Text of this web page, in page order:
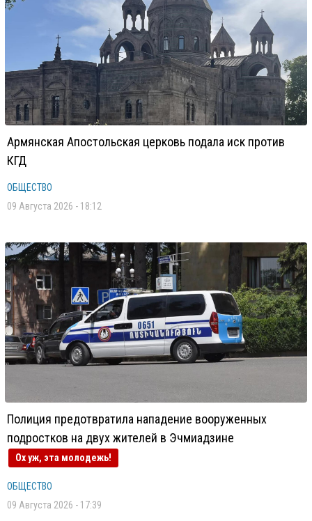
Армянская Апостольская церковь подала иск против
КГД
ОБЩЕСТВО
09 Августа 2026 - 18:12
Полиция предотвратила нападение вооруженных
подростков на двух жителей в Эчмиадзине
Ох уж, эта молодежь!
ОБЩЕСТВО
09 Августа 2026 - 17:39